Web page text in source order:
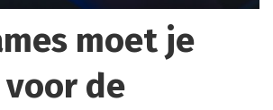
moet je
de